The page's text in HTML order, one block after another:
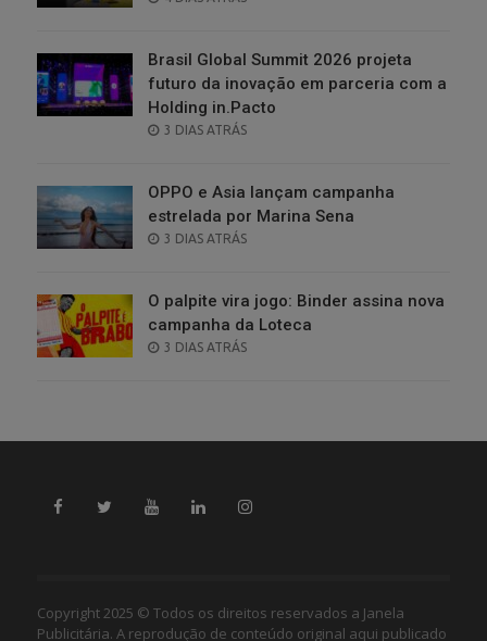
Brasil Global Summit 2026 projeta
futuro da inovação em parceria com a
Holding in.Pacto
POSTED
3 DIAS ATRÁS
OPPO e Asia lançam campanha
estrelada por Marina Sena
POSTED
3 DIAS ATRÁS
O palpite vira jogo: Binder assina nova
campanha da Loteca
POSTED
3 DIAS ATRÁS
Copyright 2025 © Todos os direitos reservados a Janela
Publicitária. A reprodução de conteúdo original aqui publicado